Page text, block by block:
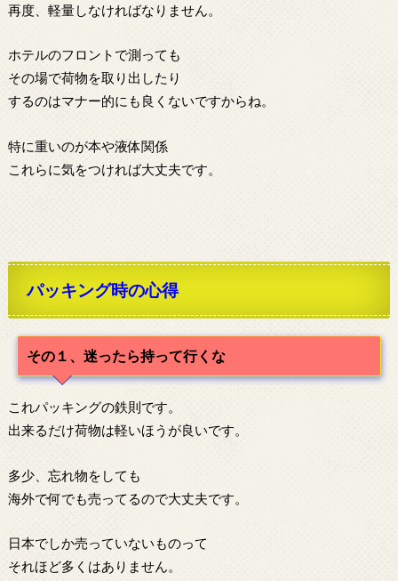
再度、軽量しなければなりません。
ホテルのフロントで測っても
その場で荷物を取り出したり
するのはマナー的にも良くないですからね。
特に重いのが本や液体関係
これらに気をつければ大丈夫です。
パッキング時の心得
その１、迷ったら持って行くな
これパッキングの鉄則です。
出来るだけ荷物は軽いほうが良いです。
多少、忘れ物をしても
海外で何でも売ってるので大丈夫です。
日本でしか売っていないものって
それほど多くはありません。